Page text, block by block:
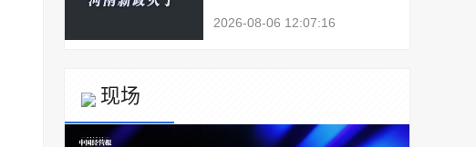
2026-08-06 12:07:16
现场